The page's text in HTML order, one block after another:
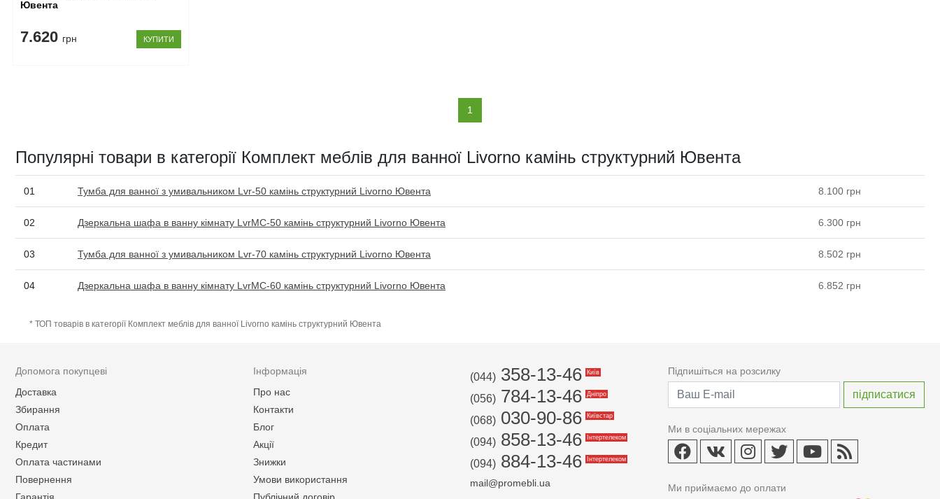
Ювента
7.620 грн КУПИТИ
1
Популярні товари в категорії Комплект меблів для ванної Livorno камінь структурний Ювента
01 Тумба для ванної з умивальником Lvr-50 камінь структурний Livorno Ювента 8.100 грн
02 Дзеркальна шафа в ванну кімнату LvrMC-50 камінь структурний Livorno Ювента 6.300 грн
03 Тумба для ванної з умивальником Lvr-70 камінь структурний Livorno Ювента 8.502 грн
04 Дзеркальна шафа в ванну кімнату LvrMC-60 камінь структурний Livorno Ювента 6.852 грн
* ТОП товарів в категорії Комплект меблів для ванної Livorno камінь структурний Ювента
Допомога покупцеві
Доставка
Збирання
Оплата
Кредит
Оплата частинами
Повернення
Інформація
Про нас
Контакти
Блог
Акції
Знижки
Умови використання
(044) 358-13-46 Київ
(056) 784-13-46 Дніпро
(068) 030-90-86 Київстар
(094) 858-13-46 Інтертелеком
(094) 884-13-46 Інтертелеком
mail@promebli.ua
Підпишіться на розсилку
Ми в соціальних мережах
Ми приймаємо до оплати